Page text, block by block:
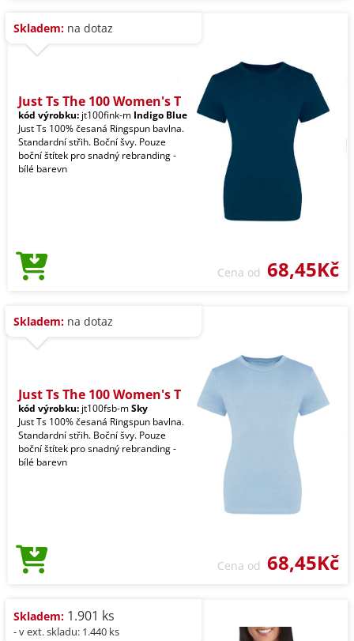
Skladem: na dotaz
Just Ts The 100 Women's T
kód výrobku: jt100fink-m Indigo Blue
Just Ts 100% česaná Ringspun bavlna.
Standardní střih. Boční švy. Pouze
boční štítek pro snadný rebranding -
bílé barevn
Cena od 68,45Kč
Skladem: na dotaz
Just Ts The 100 Women's T
kód výrobku: jt100fsb-mSky
Just Ts 100% česaná Ringspun bavlna.
Standardní střih. Boční švy. Pouze
boční štítek pro snadný rebranding -
bílé barevn
Cena od 68,45Kč
Skladem: 1.901 ks
- v ext. skladu: 1.440 ks